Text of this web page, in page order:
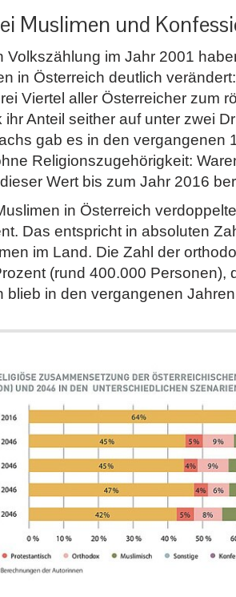
Muslimen und
Volkszählung im Jahr 2001
in Österreich deutlich
Viertel aller Österreicher zum
ihr Anteil seither auf unter zwei
gab es in den vergangenen
Religionszugehörigkeit:
Wert bis zum Jahr 2016
in Österreich
Das entspricht in absoluten
im Land. Die Zahl der
(rund 400.000 Personen),
blieb in den vergangenen